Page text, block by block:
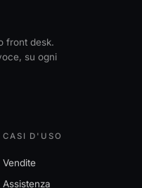
front desk.
su ogni
CASI D'USO
Vendite
Assistenza